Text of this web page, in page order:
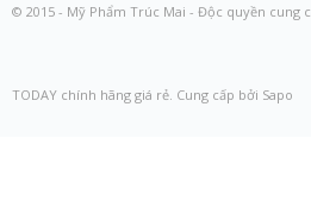
© 2015 - Mỹ Phẩm Trúc Mai - Độc quyền cung
TODAY chính hãng giá rẻ. Cung cấp bởi Sapo